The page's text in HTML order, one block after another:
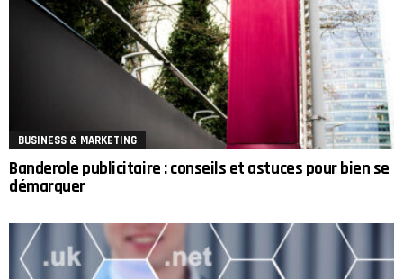
BUSINESS & MARKETING
Banderole publicitaire : conseils et astuces pour bien se
démarquer